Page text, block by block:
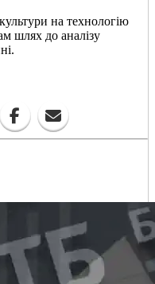
на технологію
шлях до аналізу